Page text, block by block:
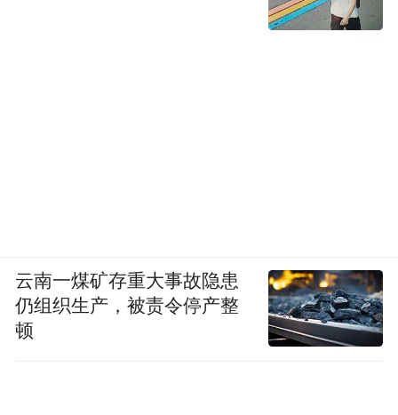
云南一煤矿存重大事故隐患
仍组织生产，被责令停产整
顿